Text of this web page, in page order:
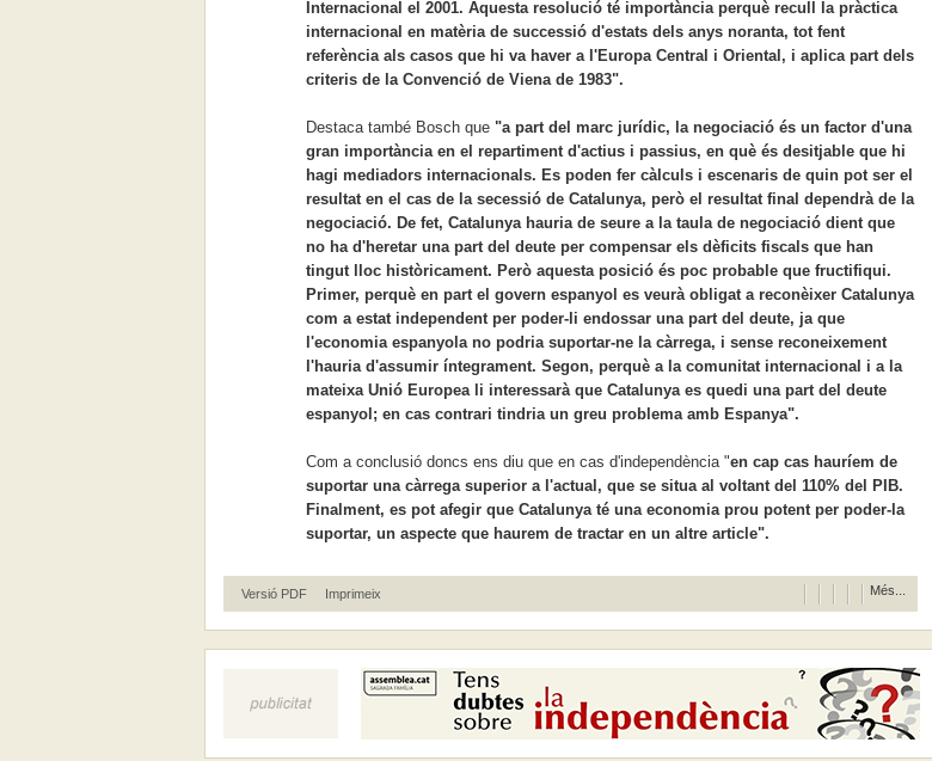
Internacional el 2001. Aquesta resolució té importància perquè recull la pràctica
internacional en matèria de successió d'estats dels anys noranta, tot fent
referència als casos que hi va haver a l'Europa Central i Oriental, i aplica part dels
criteris de la Convenció de Viena de 1983".
Destaca també Bosch que "a part del marc jurídic, la negociació és un factor d'una
gran importància en el repartiment d'actius i passius, en què és desitjable que hi
hagi mediadors internacionals. Es poden fer càlculs i escenaris de quin pot ser el
resultat en el cas de la secessió de Catalunya, però el resultat final dependrà de la
negociació. De fet, Catalunya hauria de seure a la taula de negociació dient que
no ha d'heretar una part del deute per compensar els dèficits fiscals que han
tingut lloc històricament. Però aquesta posició és poc probable que fructifiqui.
Primer, perquè en part el govern espanyol es veurà obligat a reconèixer Catalunya
com a estat independent per poder-li endossar una part del deute, ja que
l'economia espanyola no podria suportar-ne la càrrega, i sense reconeixement
l'hauria d'assumir íntegrament. Segon, perquè a la comunitat internacional i a la
mateixa Unió Europea li interessarà que Catalunya es quedi una part del deute
espanyol; en cas contrari tindria un greu problema amb Espanya".
Com a conclusió doncs ens diu que en cas d'independència "en cap cas hauríem de
suportar una càrrega superior a l'actual, que se situa al voltant del 110% del PIB.
Finalment, es pot afegir que Catalunya té una economia prou potent per poder-la
suportar, un aspecte que haurem de tractar en un altre article".
Versió PDF Imprimeix Més...